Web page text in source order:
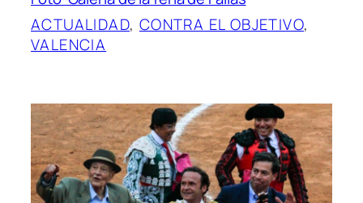
ACTUALIDAD, CONTRA EL OBJETIVO
VALENCIA